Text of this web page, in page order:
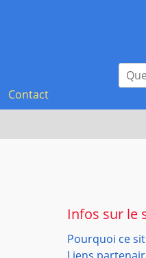
pour
Contact
Infos sur le
Pourquoi ce